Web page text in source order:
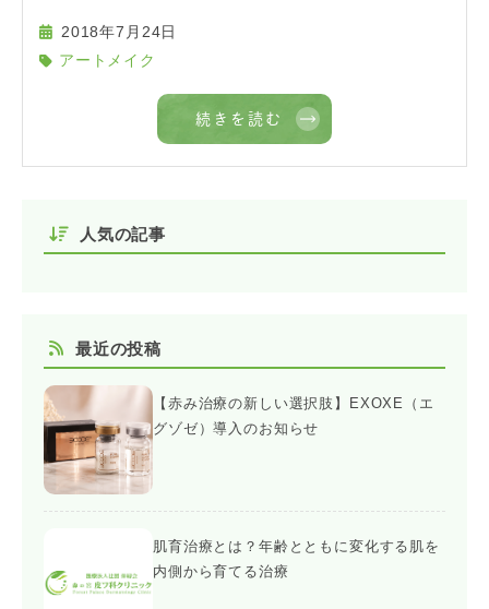
2018年7月24日
アートメイク
続きを読む
人気の記事
最近の投稿
【赤み治療の新しい選択肢】EXOXE（エ
グゾゼ）導入のお知らせ
肌育治療とは？年齢とともに変化する肌を
内側から育てる治療